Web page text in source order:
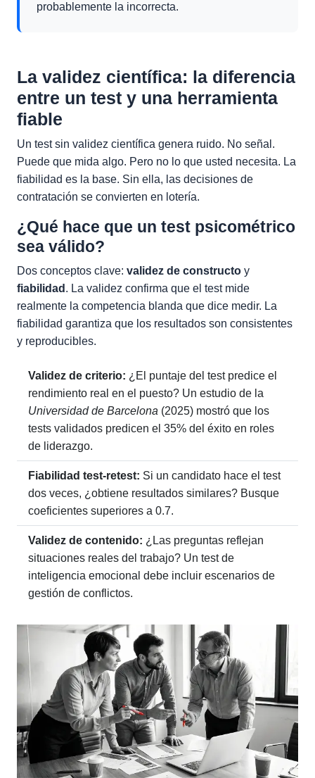
probablemente la incorrecta.
La validez científica: la diferencia
entre un test y una herramienta
fiable
Un test sin validez científica genera ruido. No señal.
Puede que mida algo. Pero no lo que usted necesita. La
fiabilidad es la base. Sin ella, las decisiones de
contratación se convierten en lotería.
¿Qué hace que un test psicométrico
sea válido?
Dos conceptos clave: validez de constructo y
fiabilidad . La validez confirma que el test mide
realmente la competencia blanda que dice medir. La
fiabilidad garantiza que los resultados son consistentes
y reproducibles.
Validez de criterio: ¿El puntaje del test predice el
rendimiento real en el puesto? Un estudio de la
Universidad de Barcelona (2025) mostró que los
tests validados predicen el 35% del éxito en roles
de liderazgo.
Fiabilidad test-retest: Si un candidato hace el test
dos veces, ¿obtiene resultados similares? Busque
coeficientes superiores a 0.7.
Validez de contenido: ¿Las preguntas reflejan
situaciones reales del trabajo? Un test de
inteligencia emocional debe incluir escenarios de
gestión de conflictos.